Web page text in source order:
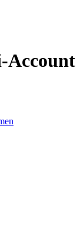
Account